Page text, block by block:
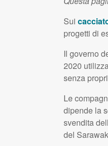
Sui
progetti di
Il governo
2020
senza
Le
dipende la
svendita
del